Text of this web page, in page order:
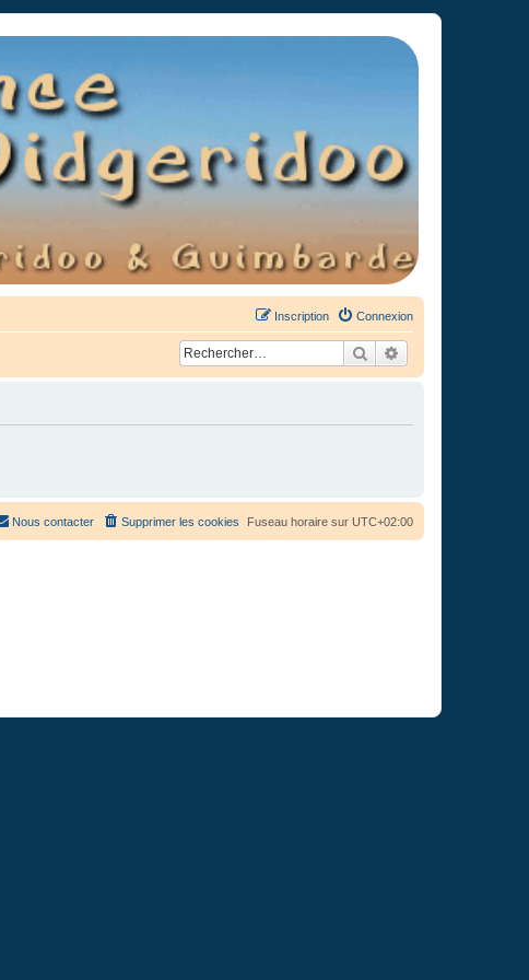
Connexion
Inscription
Rechercher
Fuseau horaire sur UTC+02:00
Supprimer les cookies
Nous contacter